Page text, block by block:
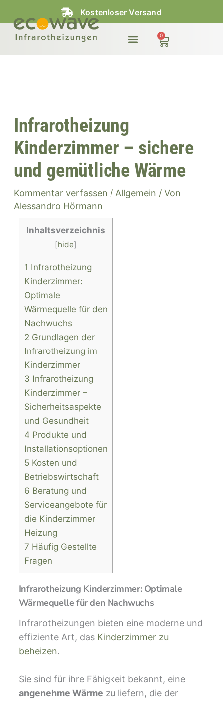
Inhalt
springen
Kostenloser Versand
0
Warenkorb
Infrarotheizung
Kinderzimmer – sichere
und gemütliche Wärme
Kommentar verfassen / Allgemein / Von
Alessandro Hörmann
Inhaltsverzeichnis
[hide]
1 Infrarotheizung
Kinderzimmer:
Optimale
Wärmequelle für den
Nachwuchs
2 Grundlagen der
Infrarotheizung im
Kinderzimmer
3 Infrarotheizung
Kinderzimmer –
Sicherheitsaspekte
und Gesundheit
4 Produkte und
Installationsoptionen
5 Kosten und
Betriebswirtschaft
6 Beratung und
Serviceangebote für
die Kinderzimmer
Heizung
7 Häufig Gestellte
Fragen
Infrarotheizung Kinderzimmer: Optimale
Wärmequelle für den Nachwuchs
Infrarotheizungen bieten eine moderne und
effiziente Art, das Kinderzimmer zu
beheizen.
Sie sind für ihre Fähigkeit bekannt, eine
angenehme Wärme zu liefern, die der